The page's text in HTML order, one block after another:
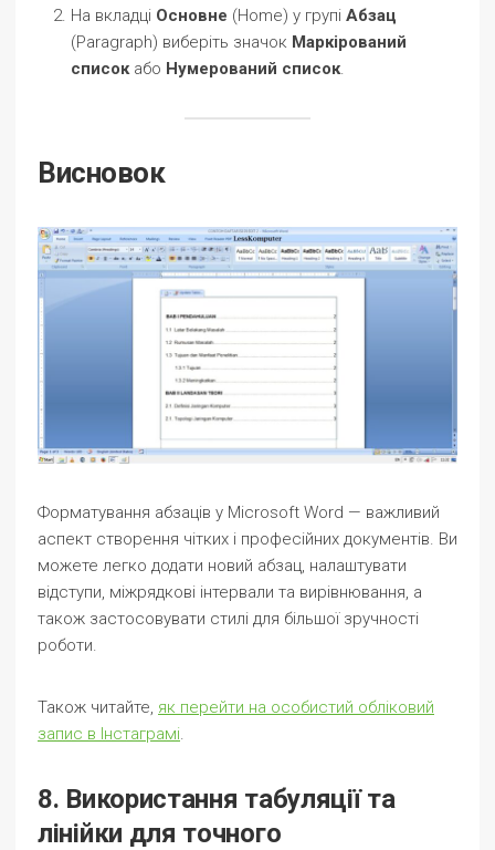
На вкладці Основне (Home) у групі Абзац
(Paragraph) виберіть значок Маркірований
списокабо Нумерований список.
Висновок
Форматування абзаців у Microsoft Word — важливий
аспект створення чітких і професійних документів. Ви
можете легко додати новий абзац, налаштувати
відступи, міжрядкові інтервали та вирівнювання, а
також застосовувати стилі для більшої зручності
роботи.
Також читайте, як перейти на особистий обліковий
запис в Інстаграмі.
8. Використання табуляції та
лінійки для точного